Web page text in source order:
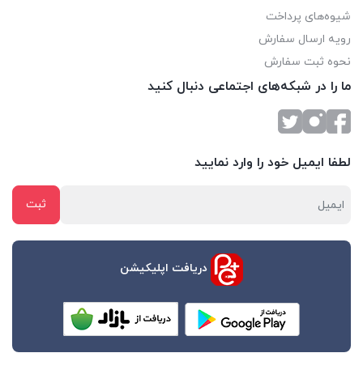
شیوه‌های پرداخت
رویه ارسال سفارش
نحوه ثبت سفارش
ما را در شبکه‌های اجتماعی دنبال کنید
لطفا ایمیل خود را وارد نمایید
دریافت اپلیکیشن